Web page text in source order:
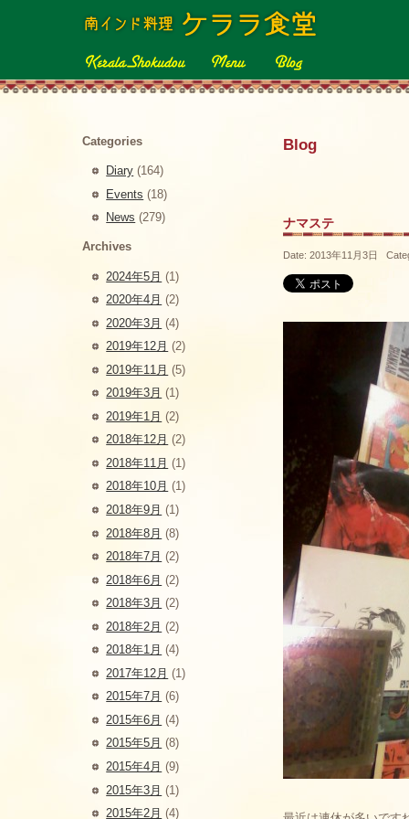
Blog
ナマステ
Date: 2013年11月3日
Categories
Diary (164)
Events (18)
News (279)
Archives
2024年5月 (1)
2020年4月 (2)
2020年3月 (4)
2019年12月 (2)
2019年11月 (5)
2019年3月 (1)
2019年1月 (2)
2018年12月 (2)
2018年11月 (1)
2018年10月 (1)
2018年9月 (1)
2018年8月 (8)
2018年7月 (2)
2018年6月 (2)
2018年3月 (2)
2018年2月 (2)
2018年1月 (4)
2017年12月 (1)
2015年7月 (6)
2015年6月 (4)
2015年5月 (8)
2015年4月 (9)
2015年3月 (1)
2015年2月 (4)